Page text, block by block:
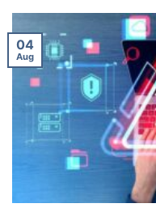
04
Aug